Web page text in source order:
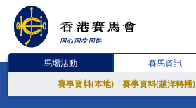
馬場活動 賽馬資訊
賽事資料(本地) 賽事資料(越洋轉播)